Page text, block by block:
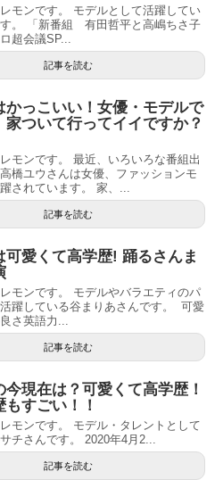
モンです。 モデルとして活躍してい
。 「新番組 有田哲平と高嶋ちさ子
超会議SP...
記事を読む
かっこいい！女優・モデルで
ついて行ってイイですか？
モンです。 最近、いろいろな番組出
橋ユウさんは女優、ファッションモ
されています。 家、...
記事を読む
可愛くて高学歴! 踊るさんま
モンです。 モデルやバラエティのパ
躍している谷まりあさんです。 可愛
さ英語力...
記事を読む
今現在は？可愛くて高学歴！
すごい！！
モンです。 モデル・タレントとして
チさんです。 2020年4月2...
記事を読む